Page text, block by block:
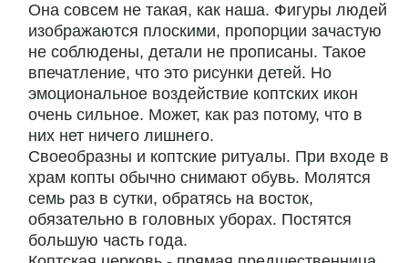
Она совсем не такая, как наша. Фигуры людей
изображаются плоскими, пропорции зачастую
не соблюдены, детали не прописаны. Такое
впечатление, что это рисунки детей. Но
эмоциональное воздействие коптских икон
очень сильное. Может, как раз потому, что в
них нет ничего лишнего.
Своеобразны и коптские ритуалы. При входе в
храм копты обычно снимают обувь. Молятся
семь раз в сутки, обратясь на восток,
обязательно в головных уборах. Постятся
большую часть года.